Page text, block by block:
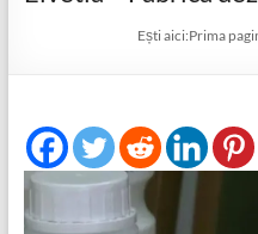
Ești aici:Prima